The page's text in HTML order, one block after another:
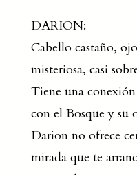
DARION:
Cabello castaño,
misteriosa, casi
Tiene una
con el Bosque y su
Darion no ofrece
mirada que te